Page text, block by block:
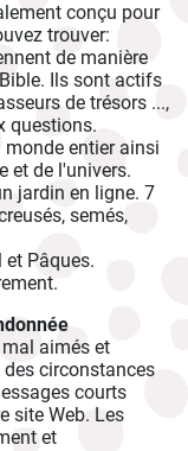
conçu pour
trouver:
de manière
Ils sont actifs
de trésors ...,
questions.
entier ainsi
et de l'univers.
jardin en ligne. 7
semés,
Pâques.
aimés et
circonstances
courts
site Web. Les
et